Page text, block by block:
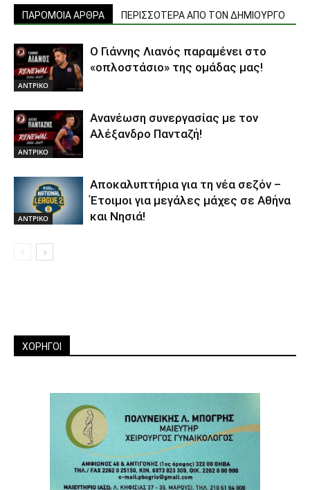
ΠΑΡΟΜΟΙΑ ΑΡΘΡΑ ΠΕΡΙΣΣΟΤΕΡΑ ΑΠΟ ΤΟΝ ΔΗΜΙΟΥΡΓΟ
ΑΝTΡΙΚΟ
Ο Γιάννης Λιανός παραμένει στο
«οπλοστάσιο» της ομάδας μας!
ΑΝTΡΙΚΟ
Ανανέωση συνεργασίας με τον
Αλέξανδρο Πανταζή!
ΑΝTΡΙΚΟ
Αποκαλυπτήρια για τη νέα σεζόν –
Έτοιμοι για μεγάλες μάχες σε Αθήνα
και Νησιά!
ΧΟΡΗΓΟΙ